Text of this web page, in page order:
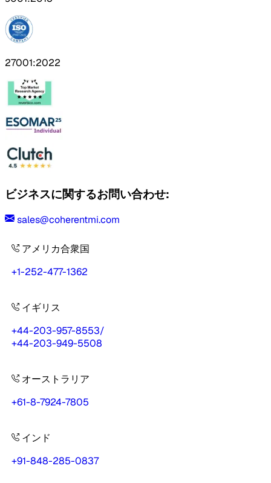
27001:2022
ビジネスに関するお問い合わせ:
sales@coherentmi.com
アメリカ合衆国
+1-252-477-1362
イギリス
+44-203-957-8553/
+44-203-949-5508
オーストラリア
+61-8-7924-7805
インド
+91-848-285-0837